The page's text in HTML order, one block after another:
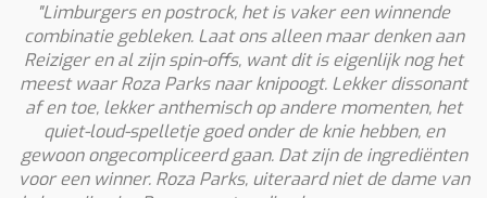
"Limburgers en postrock, het is vaker een winnende
combinatie gebleken. Laat ons alleen maar denken aan
Reiziger en al zijn spin-offs, want dit is eigenlijk nog het
meest waar Roza Parks naar knipoogt. Lekker dissonant
af en toe, lekker anthemisch op andere momenten, het
quiet-loud-spelletje goed onder de knie hebben, en
gewoon ongecompliceerd gaan. Dat zijn de ingrediënten
voor een winner. Roza Parks, uiteraard niet de dame van